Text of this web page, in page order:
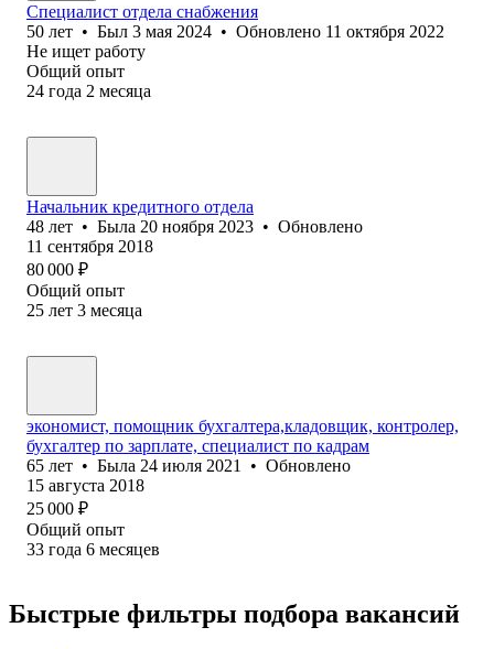
Специалист отдела снабжения
50 лет • Был 3 мая 2024 • Обновлено 11 октября 2022
Не ищет работу
Общий опыт
24 года 2 месяца
Начальник кредитного отдела
48 лет • Была 20 ноября 2023 • Обновлено
11 сентября 2018
80 000 ₽
Общий опыт
25 лет 3 месяца
экономист, помощник бухгалтера,кладовщик, контролер,
бухгалтер по зарплате, специалист по кадрам
65 лет • Была 24 июля 2021 • Обновлено
15 августа 2018
25 000 ₽
Общий опыт
33 года 6 месяцев
Быстрые фильтры подбора вакансий